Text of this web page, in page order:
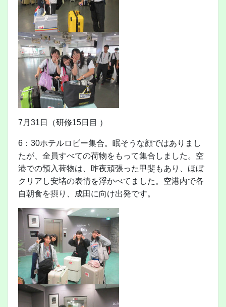
7月31日（研修15日目 ）
6：30ホテルロビー集合。眠そうな顔ではありまし
たが、全員すべての荷物をもって集合しました。空
港での預入荷物は、昨夜頑張った甲斐もあり、ほぼ
クリアし安堵の表情を浮かべてました。空港内で各
自朝食を摂り、成田に向け出発です。